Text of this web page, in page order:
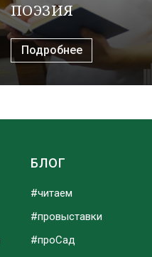
ПОЭЗИЯ
Подробнее
БЛОГ
#читаем
#провыставки
#проСад